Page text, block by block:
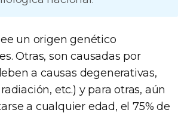
un origen genético
Otras, son causadas por
a causas degenerativas,
etc.) y para otras, aún
a cualquier edad, el 75% de